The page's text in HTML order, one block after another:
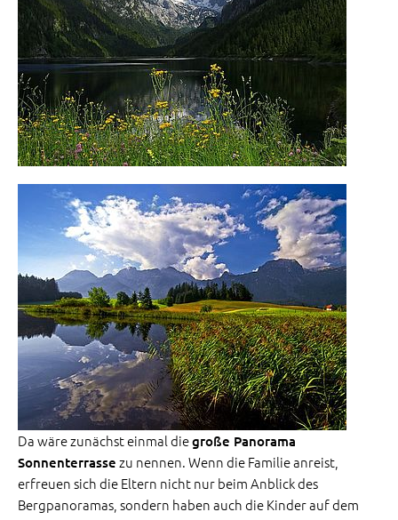
Da wäre zunächst einmal diegroße Panorama
Sonnenterrasse zu nennen. Wenn die Familie anreist,
erfreuen sich die Eltern nicht nur beim Anblick des
Bergpanoramas, sondern haben auch die Kinder auf dem